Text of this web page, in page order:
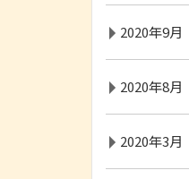
2020年9月
2020年8月
2020年3月